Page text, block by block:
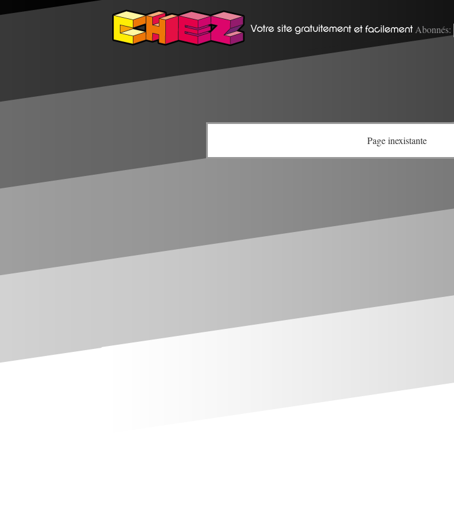
Abonnés:
Page inexistante